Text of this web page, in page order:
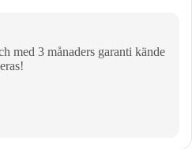
med 3 månaders garanti kände